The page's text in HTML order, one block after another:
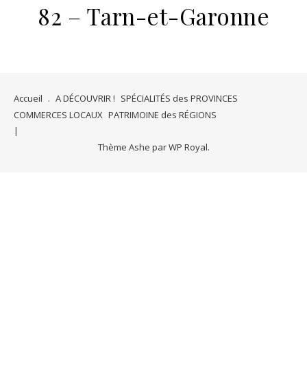
82 – Tarn-et-Garonne
Accueil . A DÉCOUVRIR ! SPÉCIALITÉS des PROVINCES
COMMERCES LOCAUX PATRIMOINE des RÉGIONS
Thème Ashe parWP Royal.